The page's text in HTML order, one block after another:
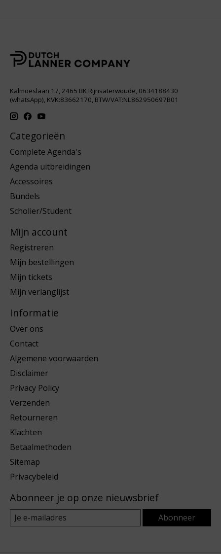
Kalmoeslaan 17, 2465 BK Rijnsaterwoude, 0634188430
(whatsApp), KVK:83662170, BTW/VAT:NL862950697B01
Categorieën
Complete Agenda's
Agenda uitbreidingen
Accessoires
Bundels
Scholier/Student
Mijn account
Registreren
Mijn bestellingen
Mijn tickets
Mijn verlanglijst
Informatie
Over ons
Contact
Algemene voorwaarden
Disclaimer
Privacy Policy
Verzenden
Retourneren
Klachten
Betaalmethoden
Sitemap
Privacybeleid
Abonneer je op onze nieuwsbrief
Abonneer